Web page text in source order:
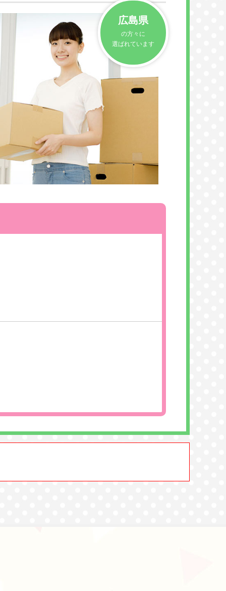
広島県
の方々に
選ばれています